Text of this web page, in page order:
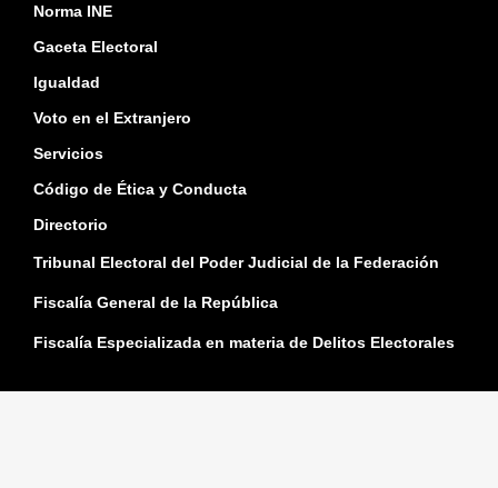
Norma INE
Gaceta Electoral
Igualdad
Voto en el Extranjero
Servicios
Código de Ética y Conducta
Directorio
Tribunal Electoral del Poder Judicial de la Federación
Fiscalía General de la República
Fiscalía Especializada en materia de Delitos Electorales